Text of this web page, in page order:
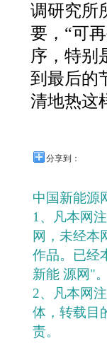
调研究所
要，“可
序，特别
到最后的
清地热这
分享到：
中国新能源
1、凡本网
网，未经本
作品。已经
新能 源网"
2、凡本网
体，转载目
责。